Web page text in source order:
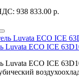
938 833.00 р.
Luvata ECO ICE
Luvata ECO ICE